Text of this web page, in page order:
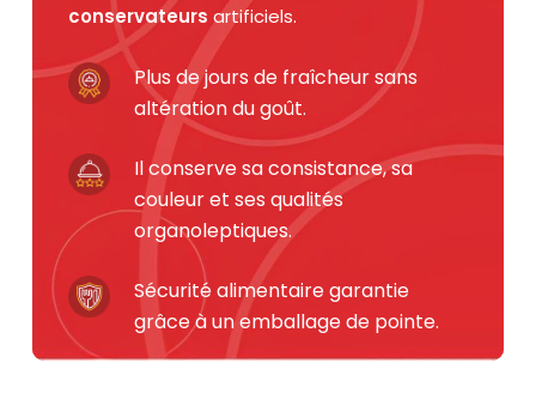
conservateurs artificiels.
Plus de jours de fraîcheur sans
altération du goût.
Il conserve sa consistance, sa
couleur et ses qualités
organoleptiques.
Sécurité alimentaire garantie
grâce à un emballage de pointe.